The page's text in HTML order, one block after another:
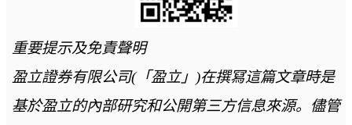
重要提示及免責聲明
盈立證券有限公司(「盈立」)在撰冩這篇文章時是
基於盈立的內部研究和公開第三方信息來源。儘管